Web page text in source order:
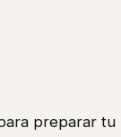
preparar tu